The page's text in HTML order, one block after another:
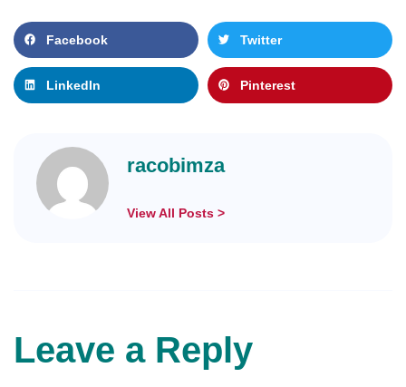
Facebook Twitter
LinkedIn Pinterest
racobimza
View All Posts >
Leave a Reply